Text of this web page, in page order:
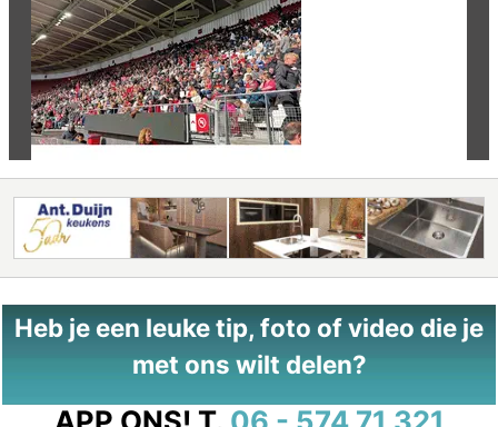
Vorige
Heb je een leuke tip, foto of video die je
met ons wilt delen?